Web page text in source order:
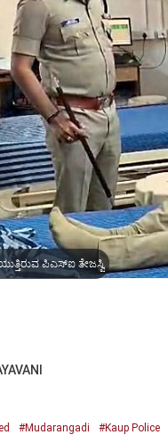
ಪಿಎಸ್ಐ ತೇಜಸ್ವಿ
#Mudarangadi #Kaup Police